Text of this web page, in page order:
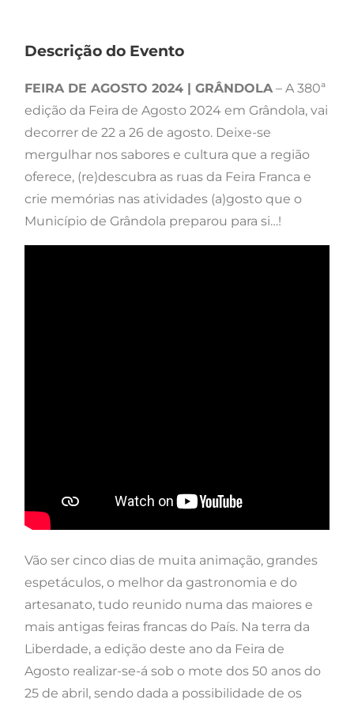
Descrição do Evento
FEIRA DE AGOSTO 2024 | GRÂNDOLA– A 380ª
edição da Feira de Agosto 2024 em Grândola, vai
decorrer de 22 a 26 de agosto. Deixe-se
mergulhar nos sabores e cultura que a região
oferece, (re)descubra as ruas da Feira Franca e
crie memórias nas atividades (a)gosto que o
Município de Grândola preparou para si…! ​
Vão ser cinco dias de muita animação, grandes
espetáculos, o melhor da gastronomia e do
artesanato, tudo reunido numa das maiores e
mais antigas feiras francas do País. Na terra da
Liberdade, a edição deste ano da Feira de
Agosto realizar-se-á sob o mote dos 50 anos do
25 de abril, sendo dada a possibilidade de os